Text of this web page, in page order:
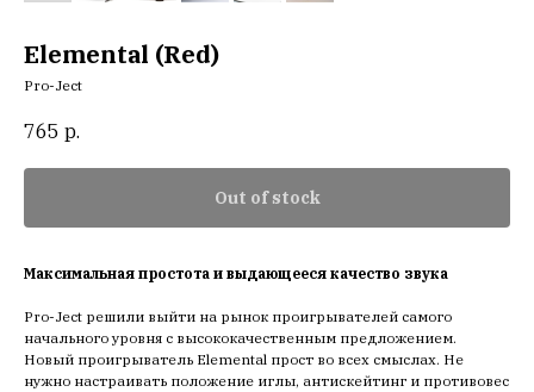
Elemental (Red)
Pro-Ject
765 р.
Out of stock
Максимальная простота и выдающееся качество звука
Pro-Ject решили выйти на рынок проигрывателей самого
начального уровня с высококачественным предложением.
Новый проигрыватель Elemental прост во всех смыслах. Не
нужно настраивать положение иглы, антискейтинг и противовес